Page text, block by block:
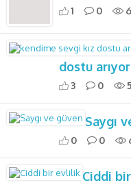
1 0
dostu
3 0
Saygı
0 0
Ciddi